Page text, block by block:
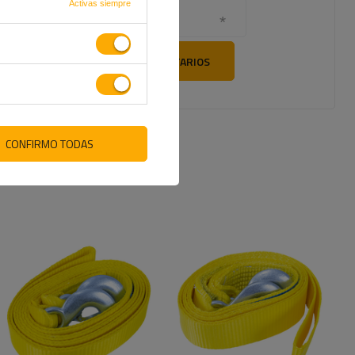
ENVÍE SUS COMENTARIOS
Activas siempre
CONFIRMO TODAS